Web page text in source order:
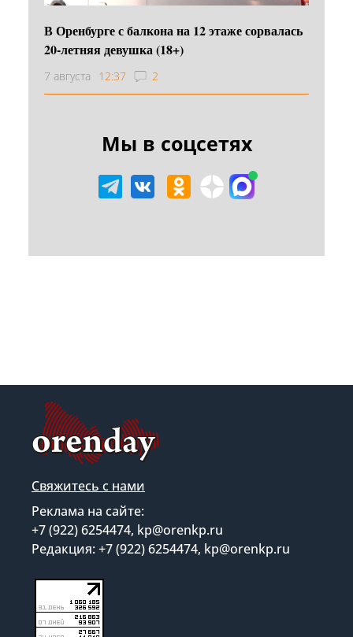
В Оренбурге с балкона на 12 этаже сорвалась
20-летняя девушка (18+)
7 августа 12:37 2
Мы в соцсетях
Свяжитесь с нами
Реклама на сайте:
+7 (922) 6254474, kp@orenkp.ru
Редакция: +7 (922) 6254474, kp@orenkp.ru